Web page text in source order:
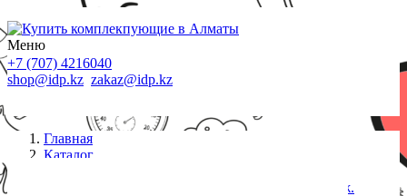
Меню
+7 (707) 4216040
shop@idp.kz zakaz@idp.kz
Главная
Каталог
Legrand 077210 Mosaic Розетка 2К+З нем.ст.в/заж.